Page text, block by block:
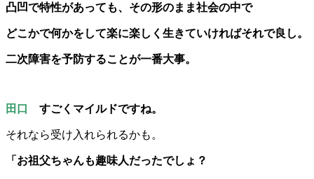
凸凹で特性があっても、その形のまま社会の中で
どこかで何かをして楽に楽しく生きていければそれで良し。
二次障害を予防することが一番大事。
田口 すごくマイルドですね。
それなら受け入れられるかも。
「お祖父ちゃんも趣味人だったでしょ？